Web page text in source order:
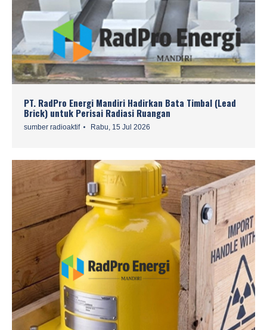
PT. RadPro Energi Mandiri Hadirkan Bata Timbal (Lead
Brick) untuk Perisai Radiasi Ruangan
sumber radioaktif Rabu, 15 Jul 2026